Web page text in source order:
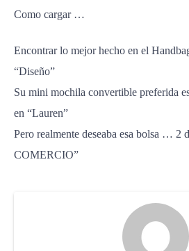
Como cargar …
Encontrar lo mejor hecho en el
“Diseño”
Su mini mochila convertible preferida
en “Lauren”
Pero realmente deseaba esa bolsa … 2
COMERCIO”